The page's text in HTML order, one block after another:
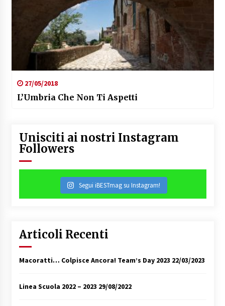
27/05/2018
L’Umbria Che Non Ti Aspetti
Unisciti ai nostri Instagram
Followers
Segui iBESTmag su Instagram!
Articoli Recenti
Macoratti… Colpisce Ancora! Team’s Day 2023 22/03/2023
Linea Scuola 2022 – 2023 29/08/2022